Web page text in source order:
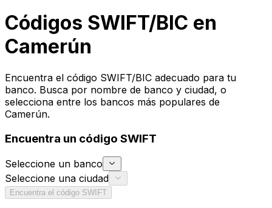
Códigos SWIFT/BIC en
Camerún
Encuentra el código SWIFT/BIC adecuado para tu
banco. Busca por nombre de banco y ciudad, o
selecciona entre los bancos más populares de
Camerún.
Encuentra un código SWIFT
Seleccione un banco
Seleccione una ciudad
Encuentra el código SWIFT